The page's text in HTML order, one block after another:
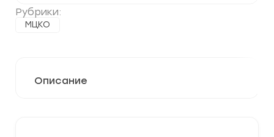
Рубрики:
МЦКО
Описание